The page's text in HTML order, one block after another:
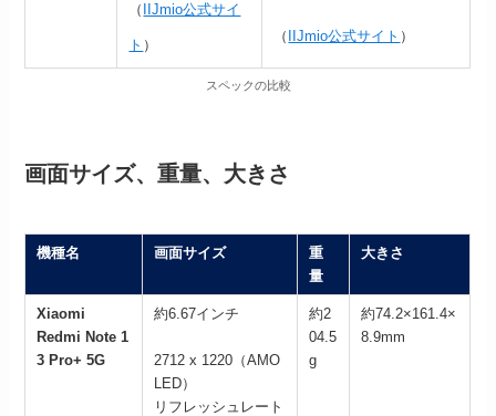
（
IIJmio公式サイ
ト ）
（ IIJmio公式サイト ）
スペックの比較
画面サイズ、重量、大きさ
機種名 画面サイズ
重
量
大きさ
Xiaomi
Redmi Note 1
3 Pro+ 5G
約6.67インチ
2712 x 1220（AMO
LED）
リフレッシュレート
約2
04.5
g
約74.2×161.4×
8.9mm